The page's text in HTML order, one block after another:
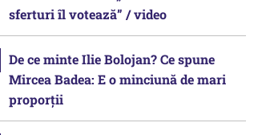
sferturi îl votează” / video
De ce minte Ilie Bolojan? Ce spune
Mircea Badea: E o minciună de mari
proporții